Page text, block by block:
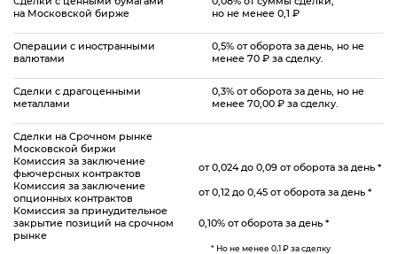
на Московской бирже
но не менее 0,1 ₽
Операции с иностранными
валютами
0,5% от оборота за день, но не
менее 70 ₽ за сделку.
Сделки с драгоценными
металлами
0,3% от оборота за день, но не
менее 70,00 ₽ за сделку.
Сделки на Срочном рынке
Московской биржи
Комиссия за заключение
фьючерсных контрактов
от 0,024 до 0,09 от оборота за день *
Комиссия за заключение
опционных контрактов
от 0,12 до 0,45 от оборота за день *
Комиссия за принудительное
закрытие позиций на срочном
рынке
0,10% от оборота за день *
* Но не менее 0,1 ₽ за сделку